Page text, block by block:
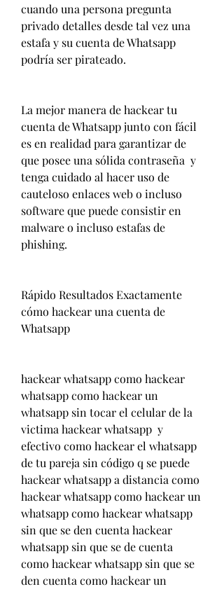
cuando una persona pregunta
privado detalles desde tal vez una
estafa y su cuenta de Whatsapp
podría ser pirateado.
La mejor manera de hackear tu
cuenta de Whatsapp junto con fácil
es en realidad para garantizar de
que posee una sólida contraseña  y
tenga cuidado al hacer uso de
cauteloso enlaces web o incluso
software que puede consistir en
malware o incluso estafas de
phishing.
Rápido Resultados Exactamente
cómo hackear una cuenta de
Whatsapp
hackear whatsapp como hackear
whatsapp como hackear un
whatsapp sin tocar el celular de la
victima hackear whatsapp  y
efectivo como hackear el whatsapp
de tu pareja sin código q se puede
hackear whatsapp a distancia como
hackear whatsapp como hackear un
whatsapp como hackear whatsapp
sin que se den cuenta hackear
whatsapp sin que se de cuenta
como hackear whatsapp sin que se
den cuenta como hackear un